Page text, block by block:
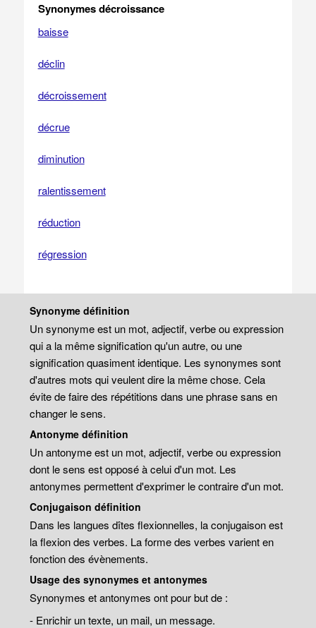
Synonymes décroissance
baisse
déclin
décroissement
décrue
diminution
ralentissement
réduction
régression
Synonyme définition
Un synonyme est un mot, adjectif, verbe ou expression
qui a la même signification qu'un autre, ou une
signification quasiment identique. Les synonymes sont
d'autres mots qui veulent dire la même chose. Cela
évite de faire des répétitions dans une phrase sans en
changer le sens.
Antonyme définition
Un antonyme est un mot, adjectif, verbe ou expression
dont le sens est opposé à celui d'un mot. Les
antonymes permettent d'exprimer le contraire d'un mot.
Conjugaison définition
Dans les langues dîtes flexionnelles, la conjugaison est
la flexion des verbes. La forme des verbes varient en
fonction des évènements.
Usage des synonymes et antonymes
Synonymes et antonymes ont pour but de :
- Enrichir un texte, un mail, un message.